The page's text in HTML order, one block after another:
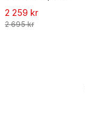
2 259 kr
2 695 kr